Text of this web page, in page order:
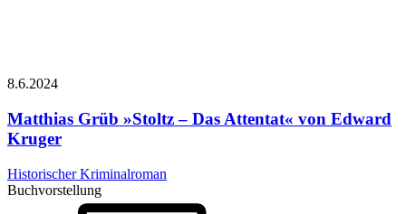
8.6.2024
Matthias Grüb »Stoltz – Das Attentat« von Edward
Kruger
Historischer Kriminalroman
Buchvorstellung